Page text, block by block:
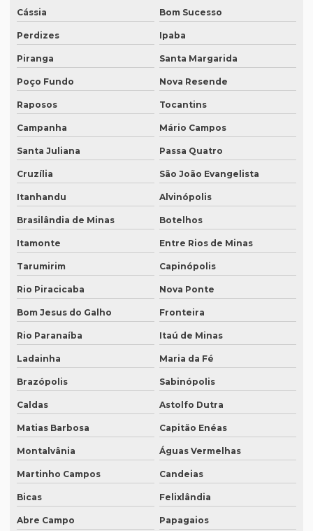
Intérprete simultâneo inglês em bh
Intérprete simultâneo inglês rj
Intérprete de videoconferência
Intérprete para webinars
Intérpretes para conferências
Intérpretes para eventos corporativos
Lauda de tradução
Legendagem em espanhol
Legendagem em inglês
Legendagem em português
Legendagem preço por minuto
Legendagem profissional
Legendagem rio de janeiro
Legendagem de vídeos
Locação sistema infravermelho para tradução simultânea
Localização de software
Melhor empresa de tradução em df
Melhor empresa de transcrição de áudio whatsapp
Melhor tradução simultânea
Cássia Bom Sucesso
Perdizes Ipaba
Piranga Santa Margarida
Poço Fundo Nova Resende
Raposos Tocantins
Campanha Mário Campos
Santa Juliana Passa Quatro
Cruzília São João Evangelista
Itanhandu Alvinópolis
Brasilândia de Minas Botelhos
Itamonte Entre Rios de Minas
Tarumirim Capinópolis
Rio Piracicaba Nova Ponte
Bom Jesus do Galho Fronteira
Rio Paranaíba Itaú de Minas
Ladainha Maria da Fé
Brazópolis Sabinópolis
Caldas Astolfo Dutra
Matias Barbosa Capitão Enéas
Montalvânia Águas Vermelhas
Martinho Campos Candeias
Bicas Felixlândia
Abre Campo Papagaios